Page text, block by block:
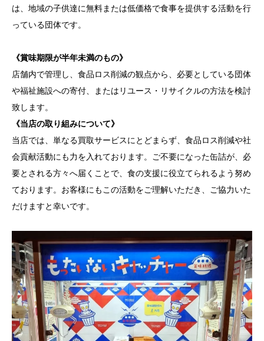
は、地域の子供達に無料または低価格で食事を提供する活動を行
っている団体です。
《賞味期限が半年未満のもの》
店舗内で管理し、食品ロス削減の観点から、必要としている団体
や福祉施設への寄付、またはリユース・リサイクルの方法を検討
致します。
《当店の取り組みについて》
当店では、単なる買取サービスにとどまらず、食品ロス削減や社
会貢献活動にも力を入れております。ご不要になった缶詰が、必
要とされる方々へ届くことで、食の支援に役立てられるよう努め
ております。お客様にもこの活動をご理解いただき、ご協力いた
だけますと幸いです。